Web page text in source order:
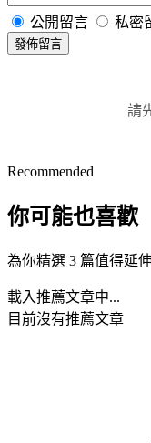
公開留言 私密
發佈留言
請
Recommended
你可能也喜歡
為你精選 3 篇值得延
載入推薦文章中...
目前沒有推薦文章